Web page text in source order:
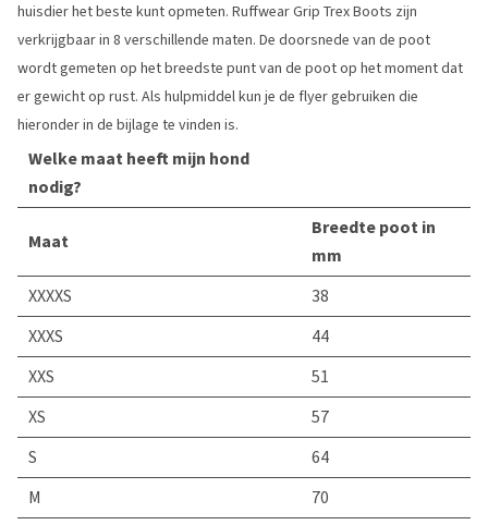
huisdier het beste kunt opmeten. Ruffwear Grip Trex Boots zijn
verkrijgbaar in 8 verschillende maten. De doorsnede van de poot
wordt gemeten op het breedste punt van de poot op het moment dat
er gewicht op rust. Als hulpmiddel kun je de flyer gebruiken die
hieronder in de bijlage te vinden is.
Welke maat heeft mijn hond
nodig?
Maat
Breedte poot in
mm
XXXXS
38
XXXS
44
XXS
51
XS
57
S
64
M
70